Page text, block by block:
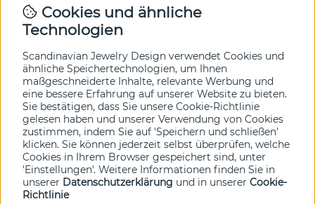
Newsletter
In unserem Newsletter erfahren Sie vor allen anderen
von unseren Neuheiten und Angeboten. Melden Sie sich
hier an.
Ja bitte!
Cookies und ähnliche
Technologien
Scandinavian Jewelry Design verwendet Cookies und
ähnliche Speichertechnologien, um Ihnen
maßgeschneiderte Inhalte, relevante Werbung und
eine bessere Erfahrung auf unserer Website zu bieten.
Sie bestätigen, dass Sie unsere Cookie-Richtlinie
gelesen haben und unserer Verwendung von Cookies
zustimmen, indem Sie auf 'Speichern und schließen'
klicken. Sie können jederzeit selbst überprüfen, welche
Cookies in Ihrem Browser gespeichert sind, unter
'Einstellungen'. Weitere Informationen finden Sie in
unserer Datenschutzerklärung und in unserer Cookie-
Richtlinie